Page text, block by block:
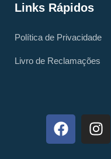
Links Rápidos
Política de Privacidade
Livro de Reclamações